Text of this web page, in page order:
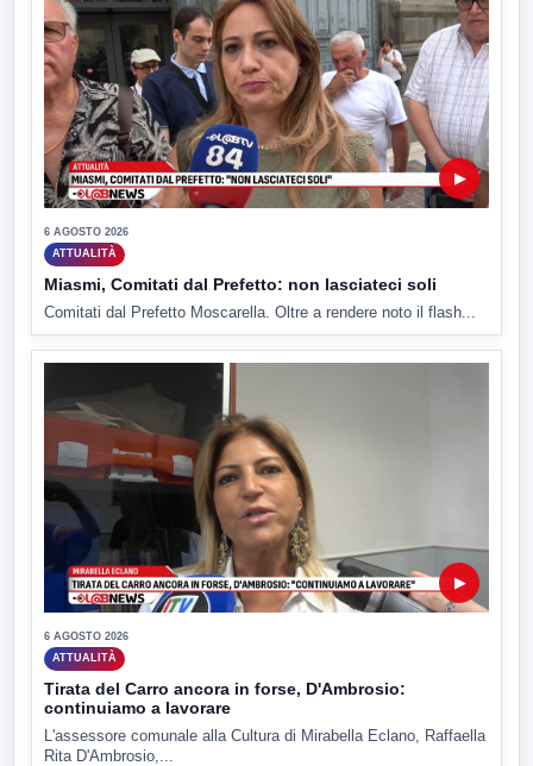
▶
6 AGOSTO 2026
ATTUALITÀ
Miasmi, Comitati dal Prefetto: non lasciateci soli
Comitati dal Prefetto Moscarella. Oltre a rendere noto il flash...
▶
6 AGOSTO 2026
ATTUALITÀ
Tirata del Carro ancora in forse, D'Ambrosio:
continuiamo a lavorare
L'assessore comunale alla Cultura di Mirabella Eclano, Raffaella
Rita D'Ambrosio,...